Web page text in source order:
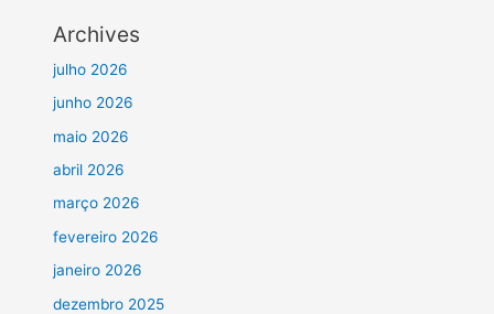
Archives
julho 2026
junho 2026
maio 2026
abril 2026
março 2026
fevereiro 2026
janeiro 2026
dezembro 2025